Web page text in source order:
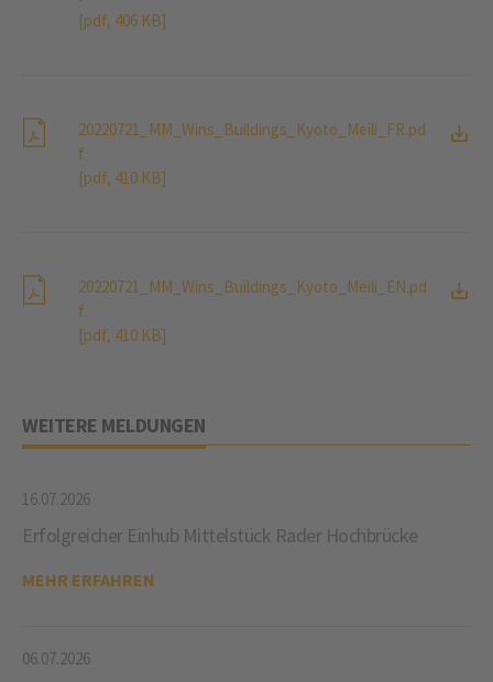
[pdf, 406 KB]
20220721_MM_Wins_Buildings_Kyoto_Meili_FR.pd
f
[pdf, 410 KB]
20220721_MM_Wins_Buildings_Kyoto_Meili_EN.pd
f
[pdf, 410 KB]
WEITERE MELDUNGEN
16.07.2026
Erfolgreicher Einhub Mittelstück Rader Hochbrücke
MEHR ERFAHREN
06.07.2026